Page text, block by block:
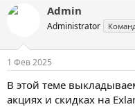
т
т
е
м
ы
т
а
н
а
л
Admin
Administrator
1 Фев 2025
В этой теме
акциях и скидках на